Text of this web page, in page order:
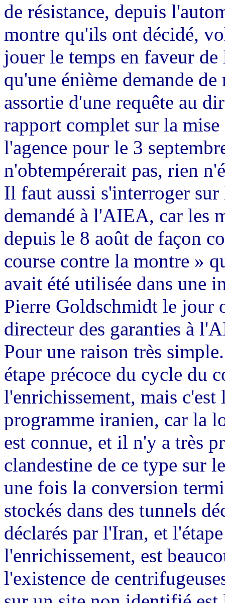
de résistance, depuis
montre qu'ils ont décidé,
jouer le temps en faveur
qu'une énième demande
assortie d'une requête au
rapport complet sur la mise
l'agence pour le 3
n'obtempérerait pas, rien
Il faut aussi s'interroger
demandé à l'AIEA, car les
depuis le 8 août de façon
course contre la montre »
avait été utilisée dans une
Pierre Goldschmidt le jour
directeur des garanties à
Pour une raison très
étape précoce du cycle du
l'enrichissement, mais
programme iranien, car la
est connue, et il n'y a très
clandestine de ce type sur
une fois la conversion
stockés dans des tunnels
déclarés par l'Iran, et
l'enrichissement, est
l'existence de